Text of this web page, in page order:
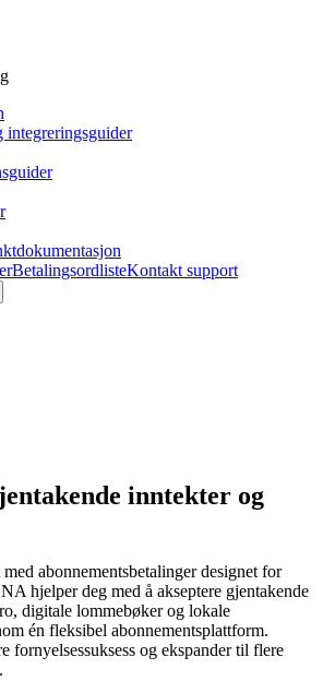
integreringsguider
BetalingsordlisteKontakt support
inntekter og
abonnementsbetalinger designet for
hjelper deg med å akseptere gjentakende
digitale lommebøker og lokale
én fleksibel abonnementsplattform.
fornyelsessuksess og ekspander til flere